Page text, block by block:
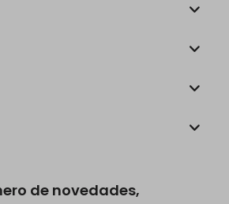
de novedades,